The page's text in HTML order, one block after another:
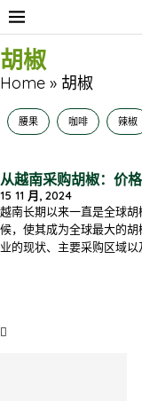
胡椒
Home » 胡椒
腰果 咖啡 辣椒
从越南采购胡椒：价
15 11 月, 2024
越南长期以来一直是全球
候，使其成为全球最大的
业的现状、主要采购区域以